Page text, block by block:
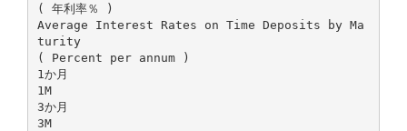
( 年利率％ )
Average Interest Rates on Time Deposits by Ma
turity
( Percent per annum )
1か月
1M
3か月
3M